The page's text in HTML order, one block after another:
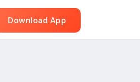
Download App